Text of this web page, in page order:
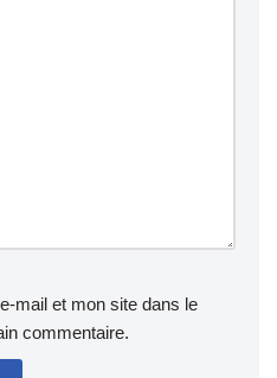
mail et mon site dans le
commentaire.